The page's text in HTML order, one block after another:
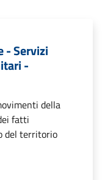
- Servizi
-
della
fatti
del territorio